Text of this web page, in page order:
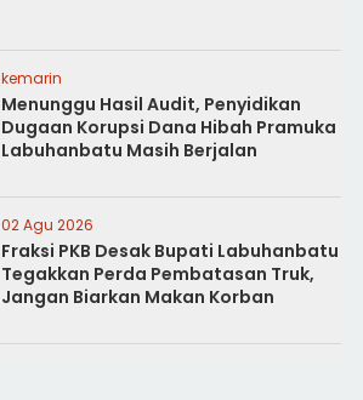
kemarin
Menunggu Hasil Audit, Penyidikan
Dugaan Korupsi Dana Hibah Pramuka
Labuhanbatu Masih Berjalan
02 Agu 2026
Fraksi PKB Desak Bupati Labuhanbatu
Tegakkan Perda Pembatasan Truk,
Jangan Biarkan Makan Korban